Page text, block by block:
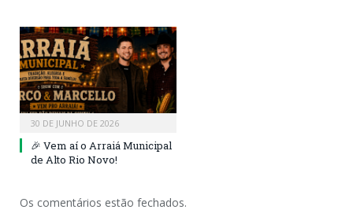
30 DE JUNHO DE 2026
🎉 Vem aí o Arraiá Municipal
de Alto Rio Novo!
Os comentários estão fechados.